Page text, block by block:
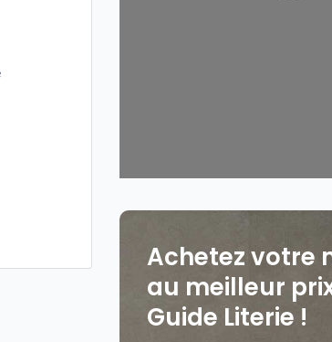
Achetez votre
au meilleur
Guide Literie !